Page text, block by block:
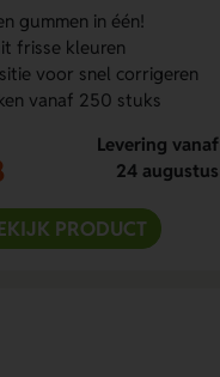
gummen in één!
frisse kleuren
voor snel corrigeren
vanaf 250 stuks
Levering vanaf
24 augustus
PRODUCT